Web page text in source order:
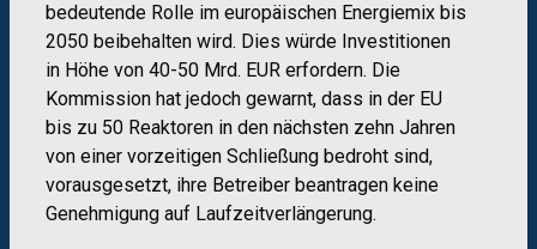
bedeutende Rolle im europäischen Energiemix bis
2050 beibehalten wird. Dies würde Investitionen
in Höhe von 40-50 Mrd. EUR erfordern. Die
Kommission hat jedoch gewarnt, dass in der EU
bis zu 50 Reaktoren in den nächsten zehn Jahren
von einer vorzeitigen Schließung bedroht sind,
vorausgesetzt, ihre Betreiber beantragen keine
Genehmigung auf Laufzeitverlängerung.